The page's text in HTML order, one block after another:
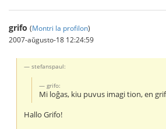
grifo (Montri la profilon)
2007-aŭgusto-18 12:24:59
stefanspaul:
grifo:
Mi loĝas, kiu puvus imagi tion, en
Hallo Grifo!